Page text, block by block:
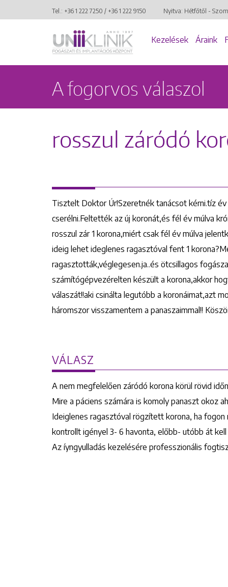
Tel.: +36 1 222 7250 / +36 1 222 9150 Nyitva: Hétfőtől -
Kezelések Áraink
A fogorvos válaszol
rosszul záródó
Tisztelt Doktor Úr!Szeretnék tanácsot kérni.tíz
cserélni.Feltették az új koronát,és fél év múlva
rosszul zár 1 korona,miért csak fél év múlva
ideig lehet ideglenes ragasztóval fent 1
ragasztották,véglegesen.ja..és ötcsillagos
számítógépvezérelten készült a korona,akkor
válaszát!!aki csinálta legutóbb a koronáimat,azt
háromszor visszamentem a panaszaimmal!!
VÁLASZ
A nem megfelelően záródó korona körül rövid
Mire a páciens számára is komoly panaszt okoz
Ideiglenes ragasztóval rögzített korona, ha
kontrollt igényel 3- 6 havonta, előbb- utóbb át
Az íyngyulladás kezelésére professzionális